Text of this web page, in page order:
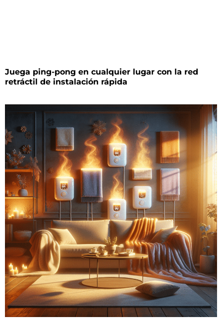
Juega ping-pong en cualquier lugar con la red
retráctil de instalación rápida